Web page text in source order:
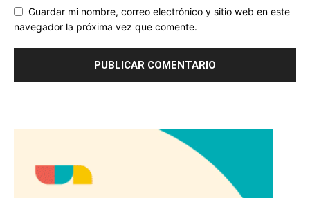
Guardar mi nombre, correo electrónico y sitio web en este
navegador la próxima vez que comente.